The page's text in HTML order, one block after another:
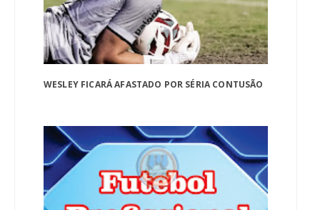
WESLEY FICARÁ AFASTADO POR SÉRIA CONTUSÃO